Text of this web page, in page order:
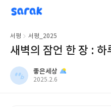
sarak
좋은세상
서평 서평_2025
새벽의 잠언 한 장 : 하
좋은세상
작
2025.2.6